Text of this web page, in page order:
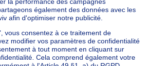
à louer avec 3 chambres
à louer avec 3 chambres
louer avec 3 chambres Bruxelles-ville